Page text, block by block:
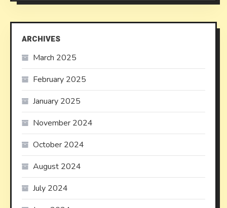
ARCHIVES
March 2025
February 2025
January 2025
November 2024
October 2024
August 2024
July 2024